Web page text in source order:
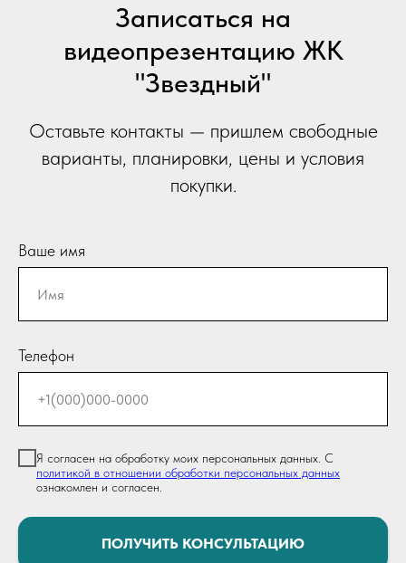
Записаться на
видеопрезентацию ЖК
"Звездный"
Оставьте контакты — пришлем свободные
варианты, планировки, цены и условия
покупки.
Ваше имя
Телефон
Я согласен на обработку моих персональных данных. С
политикой в отношении обработки персональных данных
ознакомлен и согласен.
ПОЛУЧИТЬ КОНСУЛЬТАЦИЮ